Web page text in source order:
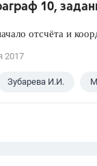
10,
отсчёта и
2017
Зубарева И.И.